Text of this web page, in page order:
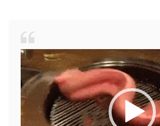
動
画
プ
レ
ー
ヤ